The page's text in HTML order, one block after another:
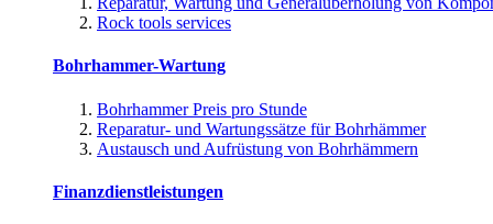
Rock tools services
Bohrhammer-Wartung
Bohrhammer Preis pro Stunde
Reparatur- und Wartungssätze für Bohrhämmer
Austausch und Aufrüstung von Bohrhämmern
Finanzdienstleistungen